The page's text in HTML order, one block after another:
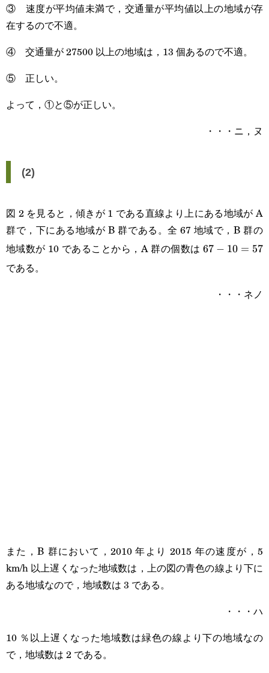
③ 速度が平均値未満で，交通量が平均値以上の地域が存
在するので不適。
④ 交通量が 27500 以上の地域は，13 個あるので不適。
⑤ 正しい。
よって，①と⑤が正しい。
・・・ニ，ヌ
(2)
図 2 を見ると，傾きが 1 である直線より上にある地域が A
群で，下にある地域が B 群である。全 67 地域で，B 群の
地域数が 10 であることから，A 群の個数は67-
67 − 10 = 57
である。
・・・ネノ
また，B 群において，2010 年より 2015 年の速度が，5
km/h 以上遅くなった地域数は，上の図の青色の線より下に
ある地域なので，地域数は 3 である。
・・・ハ
10 ％以上遅くなった地域数は緑色の線より下の地域なの
で，地域数は 2 である。